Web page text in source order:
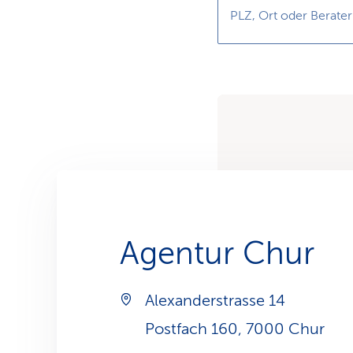
PLZ, Ort oder
Agentur Chur
Alexanderstrasse 14
Postfach 160, 7000 Chur